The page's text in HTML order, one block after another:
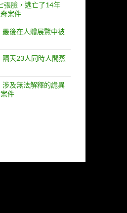
張臉，逃亡了14年
案件
後在人體展覽中被
天23人同時人間蒸
及無法解釋的詭異
件